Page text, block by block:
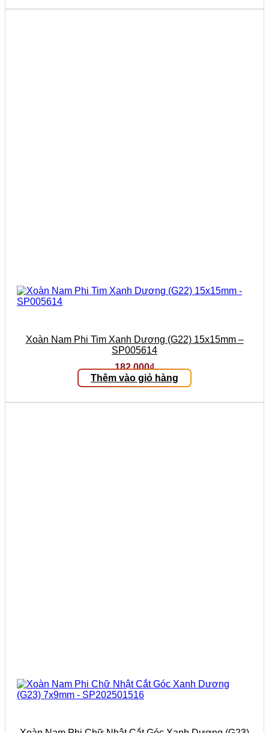
Xoàn Nam Phi Tim Xanh Dương (G22) 15x15mm –
SP005614
182.000₫
Thêm vào giỏ hàng